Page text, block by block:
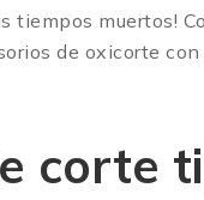
muertos!
de oxicorte
corte